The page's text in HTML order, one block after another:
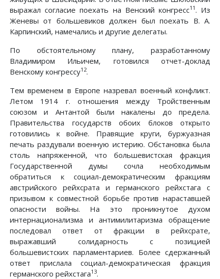
выражал согласие поехать на Венский конгресс11 . Из
Женевы от большевиков должен был поехать В. А.
Карпинский, намечались и другие делегаты.
По обстоятельному плану, разработанному
Владимиром Ильичем, готовился отчет-доклад
Венскому конгрессу12.
Тем временем в Европе назревал военный конфликт.
Летом 1914 г. отношения между Тройственным
союзом и Антантой были накалены до предела.
Правительства государств обоих блоков открыто
готовились к войне. Правящие круги, буржуазная
печать раздували военную истерию. Обстановка была
столь напряженной, что большевистская фракция
Государственной думы сочла необходимым
обратиться к социал-демократическим фракциям
австрийского рейхсрата и германского рейхстага с
призывом к совместной борьбе против нараставшей
опасности войны. На это проникнутое духом
интернационализма и антимилитаризма обращение
последовал ответ от фракции в рейхсрате,
выражавший солидарность с позицией
большевистских парламентариев. Более сдержанный
ответ прислала социал-демократическая фракция
германского рейхстага13.